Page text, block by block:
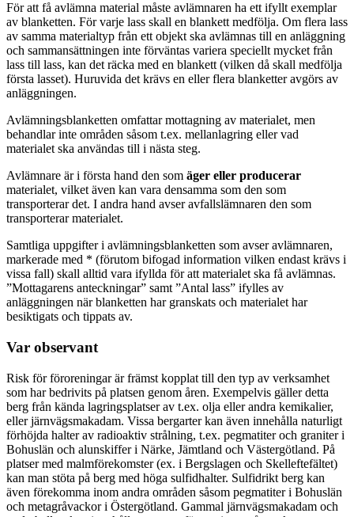
För att få avlämna material måste avlämnaren ha ett ifyllt exemplar
av blanketten. För varje lass skall en blankett medfölja. Om flera lass
av samma materialtyp från ett objekt ska avlämnas till en anläggning
och sammansättningen inte förväntas variera speciellt mycket från
lass till lass, kan det räcka med en blankett (vilken då skall medfölja
första lasset). Huruvida det krävs en eller flera blanketter avgörs av
anläggningen.
Avlämningsblanketten omfattar mottagning av materialet, men
behandlar inte områden såsom t.ex. mellanlagring eller vad
materialet ska användas till i nästa steg.
Avlämnare är i första hand den som äger eller producerar
materialet, vilket även kan vara densamma som den som
transporterar det. I andra hand avser avfallslämnaren den som
transporterar materialet.
Samtliga uppgifter i avlämningsblanketten som avser avlämnaren,
markerade med * (förutom bifogad information vilken endast krävs i
vissa fall) skall alltid vara ifyllda för att materialet ska få avlämnas.
”Mottagarens anteckningar” samt ”Antal lass” ifylles av
anläggningen när blanketten har granskats och materialet har
besiktigats och tippats av.
Var observant
Risk för föroreningar är främst kopplat till den typ av verksamhet
som har bedrivits på platsen genom åren. Exempelvis gäller detta
berg från kända lagringsplatser av t.ex. olja eller andra kemikalier,
eller järnvägsmakadam. Vissa bergarter kan även innehålla naturligt
förhöjda halter av radioaktiv strålning, t.ex. pegmatiter och graniter i
Bohuslän och alunskiffer i Närke, Jämtland och Västergötland. På
platser med malmförekomster (ex. i Bergslagen och Skelleftefältet)
kan man stöta på berg med höga sulfidhalter. Sulfidrikt berg kan
även förekomma inom andra områden såsom pegmatiter i Bohuslän
och metagråvackor i Östergötland. Gammal järnvägsmakadam och